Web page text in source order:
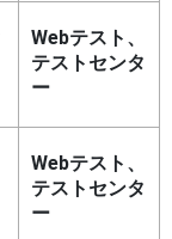
Webテスト、
テストセンタ
ー
Webテスト、
テストセンタ
ー